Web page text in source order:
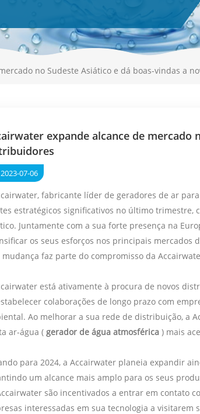
no Sudeste Asiático e dá boas-vindas a
expande alcance de mercado
2023-07-06
fabricante líder de geradores de ar
estratégicos significativos no último trimestre,
Juntamente com a sua forte presença na
os seus esforços nos principais mercados
mudança faz parte do compromisso da
está ativamente à procura de novos
colaborações de longo prazo com
Ao melhorar a sua rede de distribuição, a
ar-água ( gerador de água atmosférica) mais
para 2024, a Accairwater planeia expandir
um alcance mais amplo para os seus
são incentivados a entrar em contato
interessadas em sua tecnologia a visitarem